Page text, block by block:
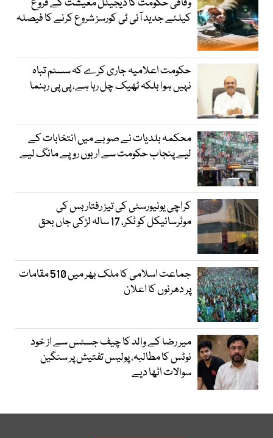
وفاقی حکومت کا ڈیجیٹل معیشت کے فروغ
کیلئے جدید آئی ٹی کورسز شروع کرنے کا فیصلہ
حکومت اعلامیہ جاری کرے کہ سسٹم تباہ
نہیں ہوا بلکہ ٹھیک چل رہا ہے، پی پی رہنما
محکمہ بلدیات نے صوبے میں انتخابات کے
لیے پنجاب حکومت سے اربوں روپے مانگ لیے
کراچی یونیورسٹی کی تیز رفتار بس کی
موٹرسائیکل کو ٹکر، 17 سالہ لڑکی جاں بحق
جماعت اسلامی کا ملک بھر میں 510 مقامات
پر دھرنوں کا اعلان
میر رضا کے والد کا چیف جسٹس سے از خود
نوٹس کا مطالبہ، پولیس تفتیش پر سنگین
سوالات اٹھا دیے